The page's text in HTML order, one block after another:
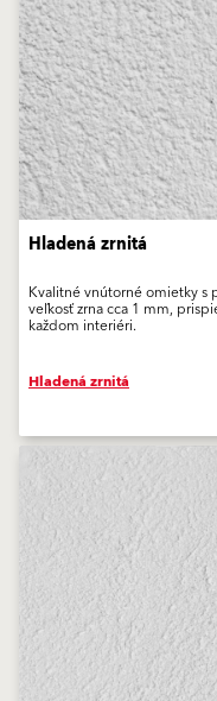
Hladená zrnitá
Kvalitné vnútorné omietky s
veľkosť zrna cca 1 mm,
každom interiéri.
Hladená zrnitá